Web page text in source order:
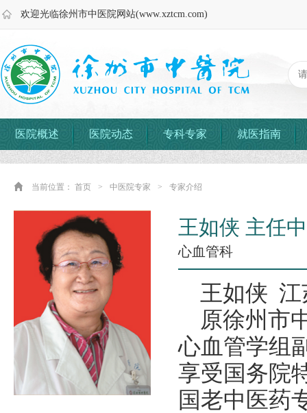
欢迎光临徐州市中医院网站(www.xztcm.com)
医院概述 医院动态 专科专家 就医指南
当前位置： 首页 > 中医院专家 > 专家介绍
王如侠 主任
心血管科
王如侠
原徐州市
心血管学组
享受国务院
国老中医药